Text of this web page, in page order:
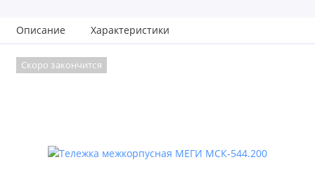
Описание Характеристики
Скоро закончится